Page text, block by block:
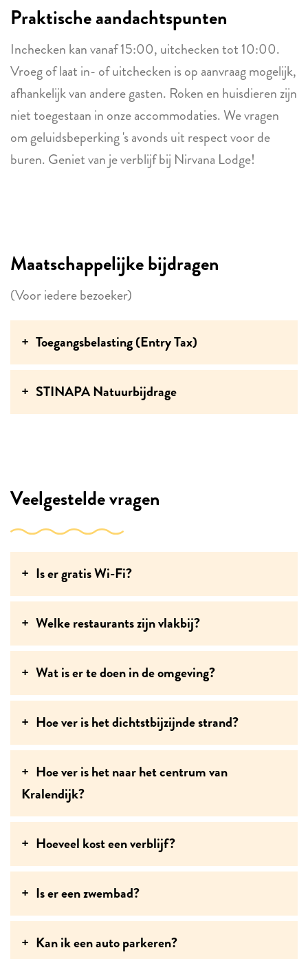
Praktische aandachtspunten
Inchecken kan vanaf 15:00, uitchecken tot 10:00.
Vroeg of laat in- of uitchecken is op aanvraag mogelijk,
afhankelijk van andere gasten. Roken en huisdieren zijn
niet toegestaan in onze accommodaties. We vragen
om geluidsbeperking 's avonds uit respect voor de
buren. Geniet van je verblijf bij Nirvana Lodge!
Maatschappelijke bijdragen
(Voor iedere bezoeker)
Toegangsbelasting (Entry Tax)
STINAPA Natuurbijdrage
Veelgestelde vragen
Is er gratis Wi-Fi?
Welke restaurants zijn vlakbij?
Wat is er te doen in de omgeving?
Hoe ver is het dichtstbijzijnde strand?
Hoe ver is het naar het centrum van
Kralendijk?
Hoeveel kost een verblijf?
Is er een zwembad?
Kan ik een auto parkeren?